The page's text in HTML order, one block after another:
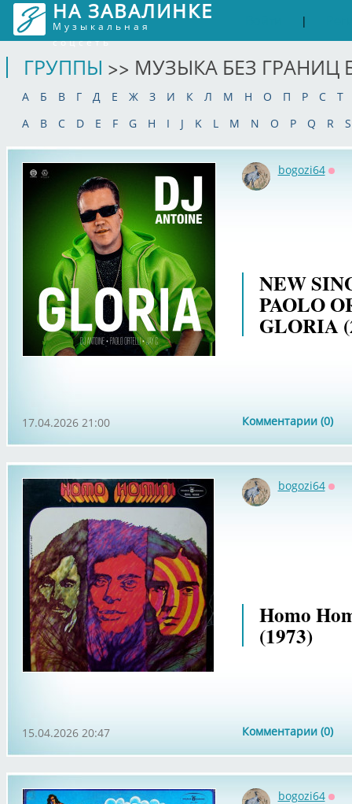
НА ЗАВАЛИНКЕ
Музыкальная
соцсеть
|
ГРУППЫ >> МУЗЫКА БЕЗ ГРАНИЦ
А Б В Г Д Е Ж З И К Л М Н О П Р С
Т
A
B C D E F G H I J K L M N O P Q R S
bogozi64
NEW
PAOLO
GLORIA
Комментарии (0)
17.04.2026 21:00
bogozi64
Homo
(1973)
Комментарии (0)
15.04.2026 20:47
bogozi64